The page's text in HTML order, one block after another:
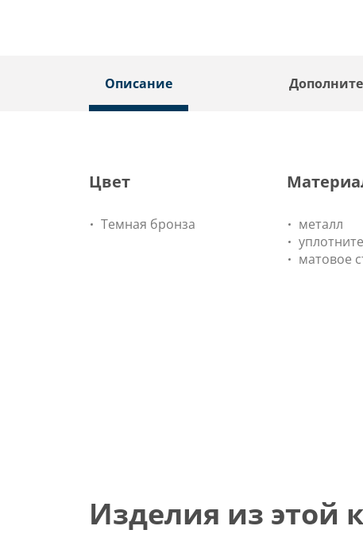
Описание
Цвет
Темная бронза
металл
матовое
Изделия из этой